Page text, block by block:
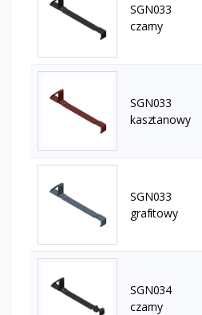
SGN033
czarny
SGN033
kasztanowy
SGN033
grafitowy
SGN034
czarny